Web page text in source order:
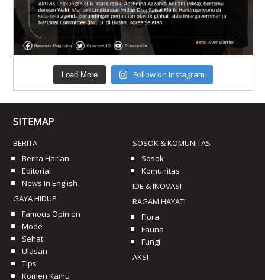
Load More Follow on Instagram
SITEMAP
BERITA
Berita Harian
Editorial
News In English
GAYA HIDUP
Famous Opinion
Mode
Sehat
Ulasan
Tips
Komen Kamu
SOSOK & KOMUNITAS
Sosok
Komunitas
IDE & INOVASI
RAGAM HAYATI
Flora
Fauna
Fungi
AKSI